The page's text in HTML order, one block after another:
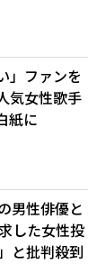
」ファンを
気女性歌手
紙に
男性俳優と
した女性投
と批判殺到